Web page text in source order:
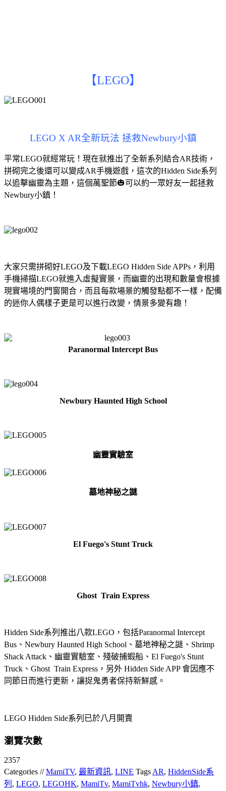
【LEGO】
LEGO X AR全新玩法 拯救Newbury小鎮
平常LEGO就經常玩！現在就推出了全新系列結合AR技術，
拼砌完之後還可以變成AR手機遊戲，這次的Hidden Side系列
以追擊幽靈為主題，這個萬聖節🎃可以約一眾好友一起拯救
Newbury小鎮！
大家只需拼砌好LEGO及下載LEGO Hidden Side APPs，利用
手機掃描LEGO就進入虛擬實景，而幽靈的出現和數量會根據
現實場境的門窗開合，而且每款場景的觸發點都不一樣，配備
的迷你人偶樣子更是可以進行改變，情景多變有趣！
Paranormal Intercept Bus
Newbury Haunted High School
幽靈實驗室
墓地神秘之謎
El Fuego's Stunt Truck
Ghost Train Express
Hidden Side系列推出八款LEGO，包括Paranormal Intercept
Bus、Newbury Haunted High School、墓地神秘之謎、Shrimp
Shack Attack、幽靈實驗室、殘破捕蝦船、El Fuego's Stunt
Truck、Ghost Train Express，另外 Hidden Side APP 會因應不
同節日而進行更新，讓捉鬼勇者保持新鮮感。
LEGO Hidden Side系列已於八月開賣
瀏覽次數
2357
Categories //MamiTV, 最新資訊, LINE Tags AR, HiddenSide系
列 , LEGO, LEGOHK, MamiTv, MamiTvhk, Newbury小鎮,